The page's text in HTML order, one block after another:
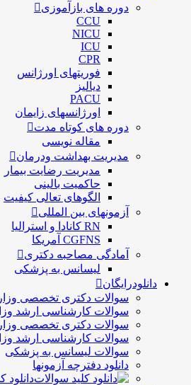
دوره های بازآموزی
CCU
NICU
ICU
CPR
فوریتهای اورژانس
دیالیز
PACU
اورژانسهای زایمان
دوره های کوتاه مدت
مقاله نویسی
مدیریت بهداشت ودرمان
مديريت رضايت بيمار
حاكميت بالينی
الگوهای تعالی کيفيت
آزمونهای بین المللی
RN کانادا و استرالیا
CGFNS آمریکا
آمادگی مصاحبه دکتری
لیسانس به پزشکی
دانلودرایگان
سوالات دکتری تخصصی
سوالات کارشناسی ارشد
سوالات دکتری تخصصی
سوالات کارشناسی ارشد
سوالات لیسانس به پزشکی
دانلود دفترچه آزمونها
دانلود